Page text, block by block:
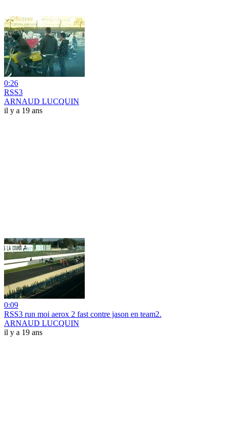
0:26
RSS3
ARNAUD LUCQUIN
il y a 19 ans
0:09
RSS3 run moi aerox 2 fast contre jason en team2.
ARNAUD LUCQUIN
il y a 19 ans